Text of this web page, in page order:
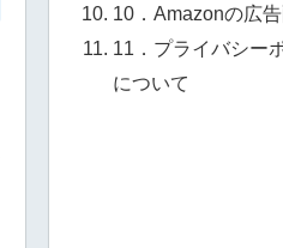
10．Amazonの広
11．プライバシー
について